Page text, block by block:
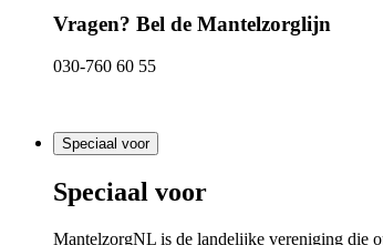
Vragen? Bel de Mantelzorglijn
030-760 60 55
Speciaal voor
Speciaal voor
MantelzorgNL is de landelijke vereniging die